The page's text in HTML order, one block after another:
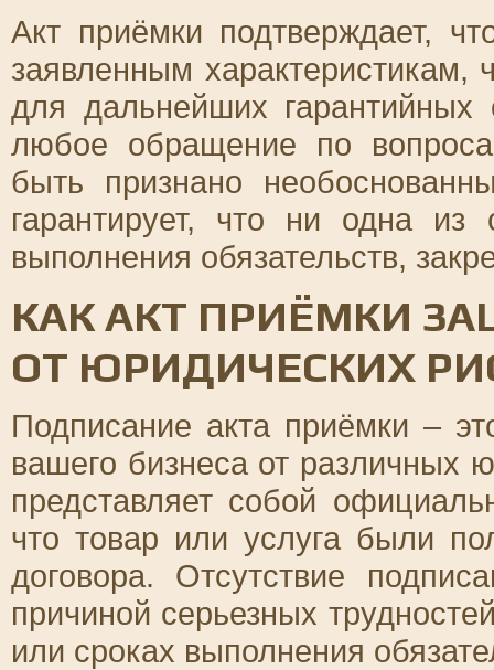
Акт приёмки подтверждает,
заявленным характеристикам,
для дальнейших гарантийных
любое обращение по
быть признано
гарантирует, что ни одна из
выполнения обязательств,
КАК АКТ ПРИЁМКИ
ОТ ЮРИДИЧЕСКИХ
Подписание акта приёмки –
вашего бизнеса от различных
представляет собой
что товар или услуга были
договора. Отсутствие
причиной серьезных
или сроках выполнения